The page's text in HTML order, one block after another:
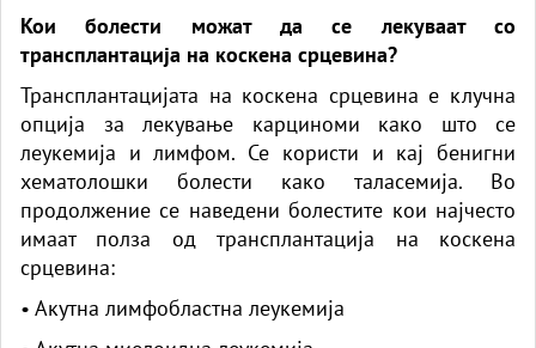
Кои болести можат да се лекуваат со
трансплантација на коскена срцевина?
Трансплантацијата на коскена срцевина е клучна
опција за лекување карциноми како што се
леукемија и лимфом. Се користи и кај бенигни
хематолошки болести како таласемија. Во
продолжение се наведени болестите кои најчесто
имаат полза од трансплантација на коскена
срцевина:
• Акутна лимфобластна леукемија